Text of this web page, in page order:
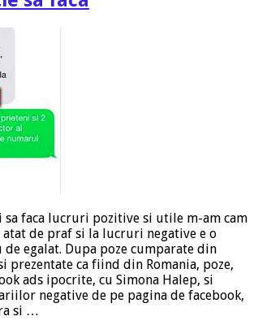
sa faca lucruri pozitive si utile m-am cam
de praf si la lucruri negative e o
egalat. Dupa poze cumparate din
prezentate ca fiind din Romania, poze,
ads ipocrite, cu Simona Halep, si
negative de pe pagina de facebook,
si …